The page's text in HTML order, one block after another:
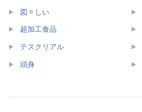
図々しい
超加工食品
テスクリアル
頭身